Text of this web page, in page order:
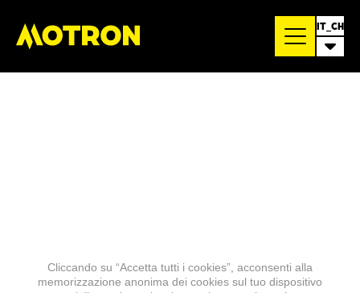
IT_CH
Cliccando su “Accetta tutti i cookies”, acconsenti alla
memorizzazione anonima dei cookies sul tuo dispositivo